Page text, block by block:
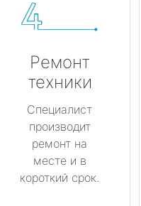
Ремонт
техники
Специалист
производит
ремонт на
месте и в
короткий срок.